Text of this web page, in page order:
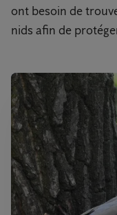
ont besoin de
nids afin de